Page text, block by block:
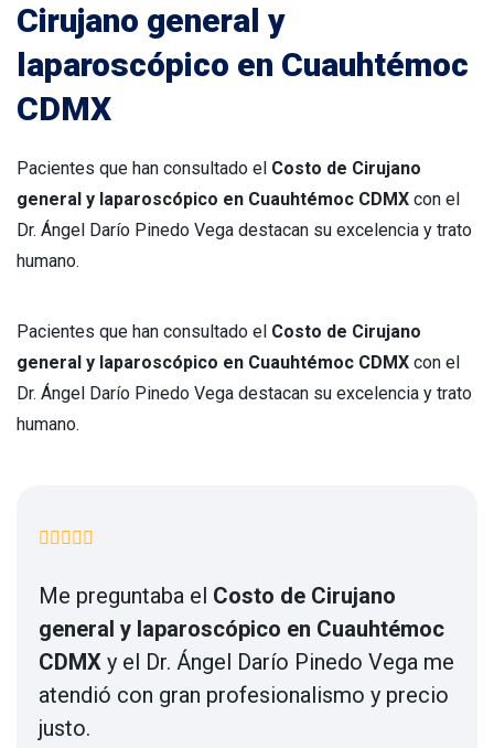
Cirujano general y
laparoscópico en Cuauhtémoc
CDMX
Pacientes que han consultado el Costo de Cirujano
general y laparoscópico en Cuauhtémoc CDMX con el
Dr. Ángel Darío Pinedo Vega destacan su excelencia y trato
humano.
Pacientes que han consultado el Costo de Cirujano
general y laparoscópico en Cuauhtémoc CDMX con el
Dr. Ángel Darío Pinedo Vega destacan su excelencia y trato
humano.
Me preguntaba el Costo de Cirujano
general y laparoscópico en Cuauhtémoc
CDMX y el Dr. Ángel Darío Pinedo Vega me
atendió con gran profesionalismo y precio
justo.